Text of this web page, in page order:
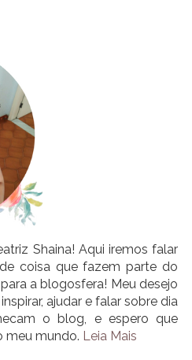
Shaina! Aqui iremos falar
coisa que fazem parte do
a blogosfera! Meu desejo
ajudar e falar sobre dia
o blog, e espero que
meu mundo. Leia Mais